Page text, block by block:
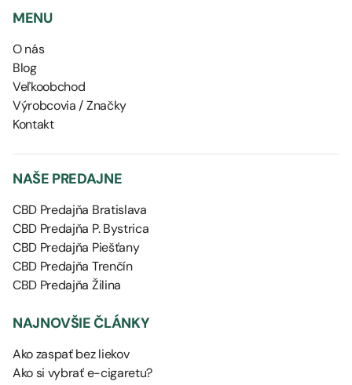
MENU
O nás
Blog
Veľkoobchod
Výrobcovia / Značky
Kontakt
NAŠE PREDAJNE
CBD Predajňa Bratislava
CBD Predajňa P. Bystrica
CBD Predajňa Piešťany
CBD Predajňa Trenčín
CBD Predajňa Žilina
NAJNOVŠIE ČLÁNKY
Ako zaspať bez liekov
Ako si vybrať e-cigaretu?